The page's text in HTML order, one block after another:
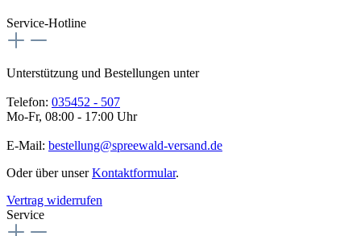
Service-Hotline
Unterstützung und Bestellungen unter
Telefon: 035452 - 507
Mo-Fr, 08:00 - 17:00 Uhr
E-Mail: bestellung@spreewald-versand.de
Oder über unserKontaktformular.
Vertrag widerrufen
Service